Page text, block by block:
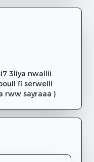
3liya nwallii
fi serwelli
rww sayraaa )